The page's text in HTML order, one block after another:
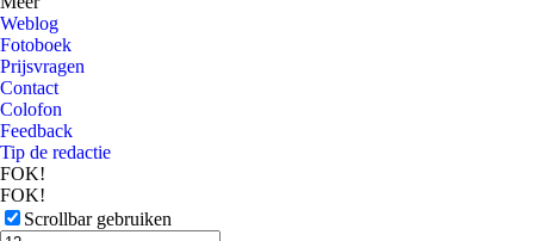
Weblog
Fotoboek
Prijsvragen
Contact
Colofon
Feedback
Tip de redactie
FOK!
FOK!
Scrollbar gebruiken